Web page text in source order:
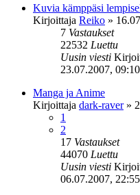
Kuvia kämppäsi
Kirjoittaja Reiko »
7 Vastaukset
22532 Luettu
Uusin viesti
23.07.2007, 09:10
Manga ja Anime
Kirjoittaja dark-raver»
1
2
17 Vastaukset
44070 Luettu
Uusin viesti
06.07.2007, 22:55